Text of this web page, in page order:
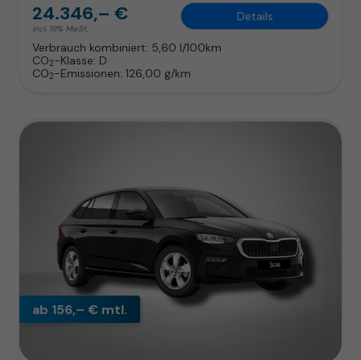
24.346,– €
incl. 19% MwSt.
Details
Verbrauch kombiniert: 5,60 l/100km
CO2-Klasse: D
CO2-Emissionen: 126,00 g/km
ab 156,– € mtl.